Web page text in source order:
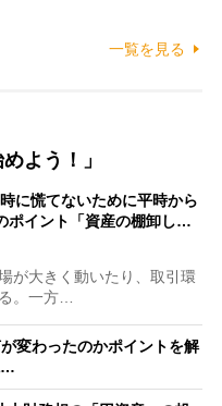
一覧を見る
よう！」
に慌てないために平時から
ポイント「資産の棚卸し…
が大きく動いたり、取引環
。一方…
変わったのかポイントを解
…